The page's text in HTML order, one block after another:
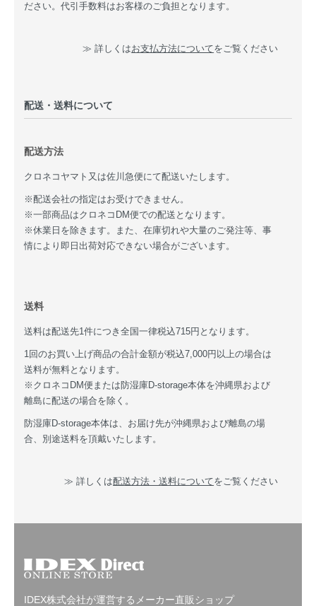
ださい。代引手数料はお客様のご負担となります。
≫ 詳しくはお支払方法についてをご覧ください
配送・送料について
配送方法
クロネコヤマト又は佐川急便にて配送いたします。
※配送会社の指定はお受けできません。
※一部商品はクロネコDM便での配送となります。
※休業日を除きます。また、在庫切れや大量のご発注等、事
情により即日出荷対応できない場合がございます。
送料
送料は配送先1件につき全国一律税込715円となります。
1回のお買い上げ商品の合計金額が税込7,000円以上の場合は
送料が無料となります。
※クロネコDM便または防湿庫D-storage本体を沖縄県および
離島に配送の場合を除く。
防湿庫D-storage本体は、お届け先が沖縄県および離島の場
合、別途送料を頂戴いたします。
≫ 詳しくは配送方法・送料についてをご覧ください
IDEX株式会社が運営するメーカー直販ショップ